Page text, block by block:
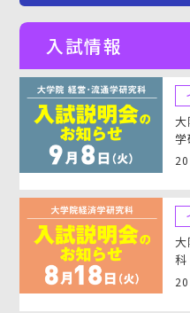
入試情報
ら